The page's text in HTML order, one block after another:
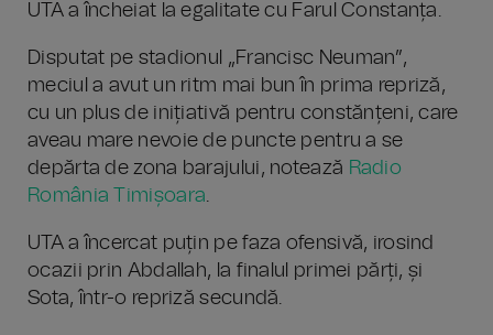
UTA a încheiat la egalitate cu Farul Constanța.
Disputat pe stadionul „Francisc Neuman”,
meciul a avut un ritm mai bun în prima repriză,
cu un plus de inițiativă pentru constănțeni, care
aveau mare nevoie de puncte pentru a se
depărta de zona barajului, notează Radio
România Timișoara.
UTA a încercat puțin pe faza ofensivă, irosind
ocazii prin Abdallah, la finalul primei părți, și
Sota, într-o repriză secundă.